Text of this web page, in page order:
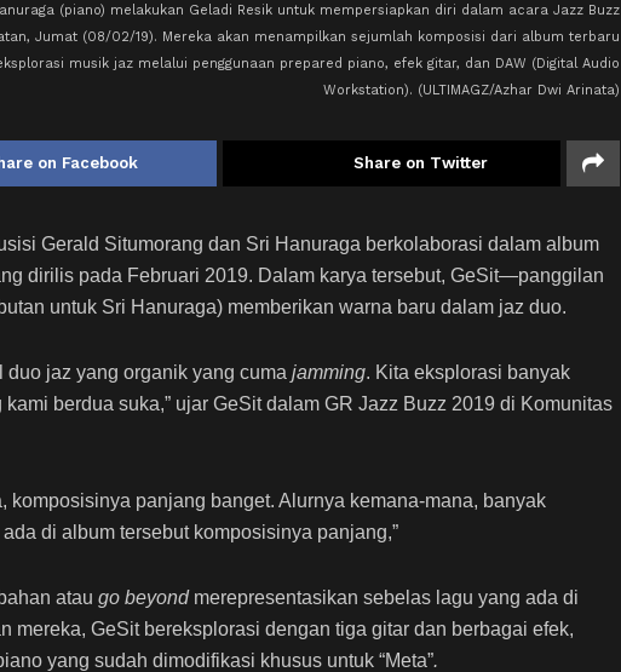
(piano) melakukan Geladi Resik untuk mempersiapkan diri dalam acara Jazz Buzz
Jumat (08/02/19). Mereka akan menampilkan sejumlah komposisi dari album terbaru
musik jaz melalui penggunaan prepared piano, efek gitar, dan DAW (Digital Audio
Workstation). (ULTIMAGZ/Azhar Dwi Arinata)
on Facebook Share on Twitter
Gerald Situmorang dan Sri Hanuraga berkolaborasi dalam album
dirilis pada Februari 2019. Dalam karya tersebut, GeSit—panggilan
untuk Sri Hanuraga) memberikan warna baru dalam jaz duo.
jaz yang organik yang cuma jamming. Kita eksplorasi banyak
berdua suka,” ujar GeSit dalam GR Jazz Buzz 2019 di Komunitas
komposisinya panjang banget. Alurnya kemana-mana, banyak
di album tersebut komposisinya panjang,”
atau go beyondmerepresentasikan sebelas lagu yang ada di
mereka, GeSit bereksplorasi dengan tiga gitar dan berbagai efek,
yang sudah dimodifikasi khusus untuk “Meta”.